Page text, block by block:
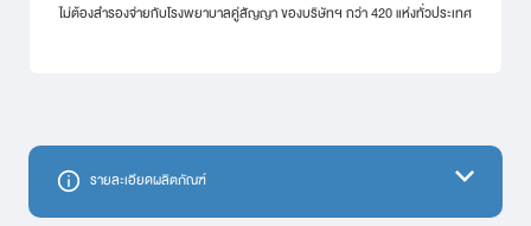
ไม่ต้องสำรองจ่ายกับโรงพยาบาลคู่สัญญา ของบริษัทฯ กว่า 420 แห่งทั่วประเทศ
รายละเอียดผลิตภัณฑ์